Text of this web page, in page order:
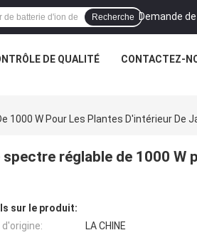
Demande
Recherche
DE QUALITÉ CONTACTEZ-
1000 W Pour Les Plantes D'intérieur De
réglable de 1000 W
sur le produit:
d'origine:
LA CHINE